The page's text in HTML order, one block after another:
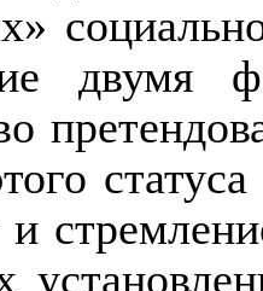
двумя
и